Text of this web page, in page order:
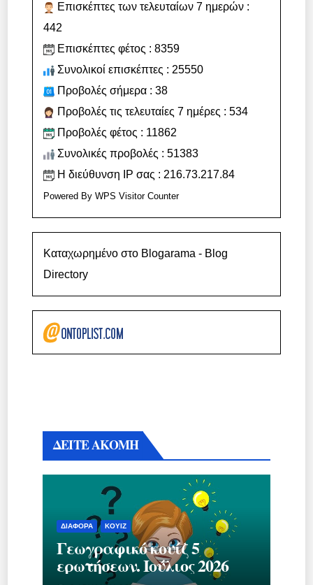
Επισκέπτες των τελευταίων 7 ημερών :
442
Επισκέπτες φέτος : 8359
Συνολικοί επισκέπτες : 25550
Προβολές σήμερα : 38
Προβολές τις τελευταίες 7 ημέρες : 534
Προβολές φέτος : 11862
Συνολικές προβολές : 51383
Η διεύθυνση IP σας : 216.73.217.84
Powered ByWPS Visitor Counter
Καταχωρημένο στο Blogarama - Blog
Directory
ΔΕΙΤΕ ΑΚΟΜΗ
ΔΙΆΦΟΡΑ ΚΟΥΊΖ
Γεωγραφικό κουίζ 5
ερωτήσεων. Ιούλιος 2026